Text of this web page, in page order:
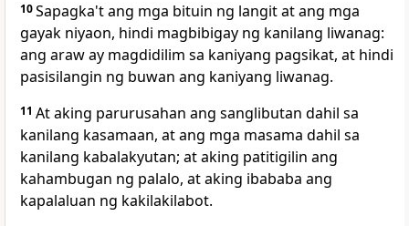
10Sapagka't ang mga bituin ng langit at ang mga
gayak niyaon, hindi magbibigay ng kanilang liwanag:
ang araw ay magdidilim sa kaniyang pagsikat, at hindi
pasisilangin ng buwan ang kaniyang liwanag.
11 At aking parurusahan ang sanglibutan dahil sa
kanilang kasamaan, at ang mga masama dahil sa
kanilang kabalakyutan; at aking patitigilin ang
kahambugan ng palalo, at aking ibababa ang
kapalaluan ng kakilakilabot.